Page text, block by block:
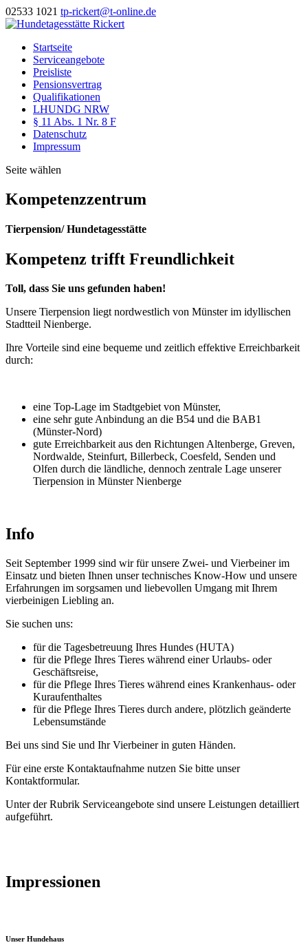
02533 1021 tp-rickert@t-online.de
Startseite
Serviceangebote
Preisliste
Pensionsvertrag
Qualifikationen
LHUNDG NRW
§ 11 Abs. 1 Nr. 8 F
Datenschutz
Impressum
Seite wählen
Kompetenzzentrum
Tierpension/ Hundetagesstätte
Kompetenz trifft Freundlichkeit
Toll, dass Sie uns gefunden haben!
Unsere Tierpension liegt nordwestlich von Münster im idyllischen
Stadtteil Nienberge.
Ihre Vorteile sind eine bequeme und zeitlich effektive Erreichbarkeit
durch:
eine Top-Lage im Stadtgebiet von Münster,
eine sehr gute Anbindung an die B54 und die BAB1
(Münster-Nord)
gute Erreichbarkeit aus den Richtungen Altenberge, Greven,
Nordwalde, Steinfurt, Billerbeck, Coesfeld, Senden und
Olfen durch die ländliche, dennoch zentrale Lage unserer
Tierpension in Münster Nienberge
Info
Seit September 1999 sind wir für unsere Zwei- und Vierbeiner im
Einsatz und bieten Ihnen unser technisches Know-How und unsere
Erfahrungen im sorgsamen und liebevollen Umgang mit Ihrem
vierbeinigen Liebling an.
Sie suchen uns:
für die Tagesbetreuung Ihres Hundes (HUTA)
für die Pflege Ihres Tieres während einer Urlaubs- oder
Geschäftsreise,
für die Pflege Ihres Tieres während eines Krankenhaus- oder
Kuraufenthaltes
für die Pflege Ihres Tieres durch andere, plötzlich geänderte
Lebensumstände
Bei uns sind Sie und Ihr Vierbeiner in guten Händen.
Für eine erste Kontaktaufnahme nutzen Sie bitte unser
Kontaktformular.
Unter der Rubrik Serviceangebote sind unsere Leistungen detailliert
aufgeführt.
Impressionen
Unser Hundehaus